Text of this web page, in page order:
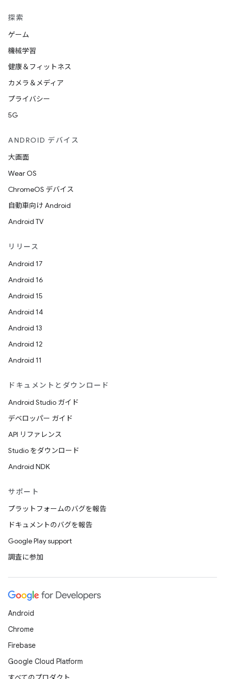
探索
ゲーム
機械学習
健康＆フィットネス
カメラ＆メディア
プライバシー
5G
ANDROID デバイス
大画面
Wear OS
ChromeOS デバイス
自動車向け Android
Android TV
リリース
Android 17
Android 16
Android 15
Android 14
Android 13
Android 12
Android 11
ドキュメントとダウンロード
Android Studio ガイド
デベロッパー ガイド
API リファレンス
Studio をダウンロード
Android NDK
サポート
プラットフォームのバグを報告
ドキュメントのバグを報告
Google Play support
調査に参加
Android
Chrome
Firebase
Google Cloud Platform